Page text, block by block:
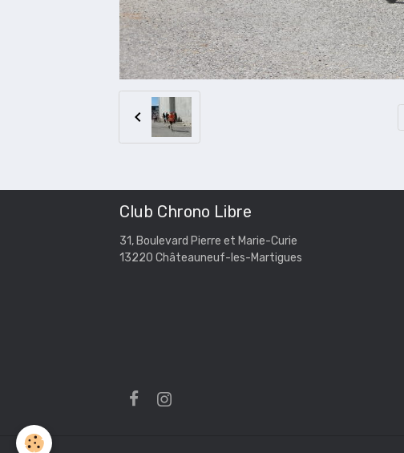
Club Chrono Libre
31, Boulevard Pierre et Marie-Curie
13220 Châteauneuf-les-Martigues